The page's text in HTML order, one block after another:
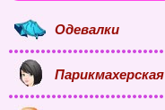
Одевалки
Парикмахерская